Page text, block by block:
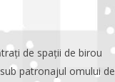
de spații de birou
patronajul omului de